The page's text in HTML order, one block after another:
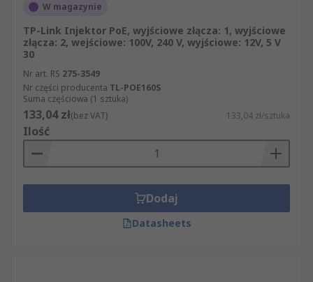
W magazynie
TP-Link Injektor PoE, wyjściowe złącza: 1, wyjściowe
złącza: 2, wejściowe: 100V, 240 V, wyjściowe: 12V, 5 V
30
Nr art. RS 275-3549
Nr części producenta TL-POE160S
Suma częściowa (1 sztuka)
133,04 zł(bez VAT) 133,04 zł/sztuka
Ilość
Dodaj
Datasheets